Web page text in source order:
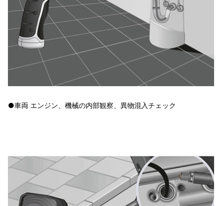
●車両 エンジン、機械の内部観察、異物混入チェック